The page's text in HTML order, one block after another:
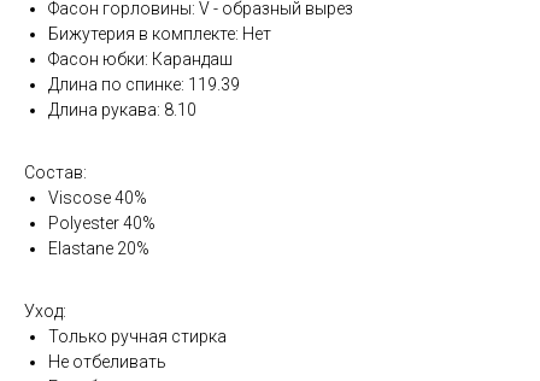
Фасон горловины: V - образный вырез
Бижутерия в комплекте: Нет
Фасон юбки: Карандаш
Длина по спинке: 119.39
Длина рукава: 8.10
Состав:
Viscose 40%
Polyester 40%
Elastane 20%
Уход:
Только ручная стирка
Не отбеливать